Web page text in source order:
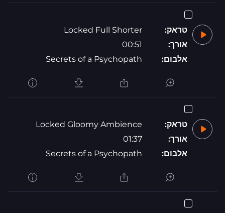
טראק:
Locked Full Shorter
אורך:
00:51
אלבום:
Secrets of a Psychopath
טראק:
Locked Gloomy Ambience
אורך:
01:37
אלבום:
Secrets of a Psychopath